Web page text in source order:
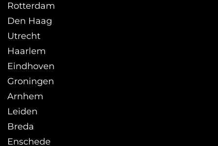
Rotterdam
Den Haag
Utrecht
Haarlem
Eindhoven
Groningen
Arnhem
Leiden
Breda
Enschede